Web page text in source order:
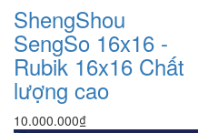
ShengShou
SengSo 16x16 -
Rubik 16x16 Chất
lượng cao
10.000.000₫